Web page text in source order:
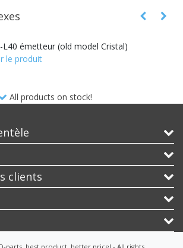
L40 émetteur (old model Cristal)
le produit
All products on stock!
clients